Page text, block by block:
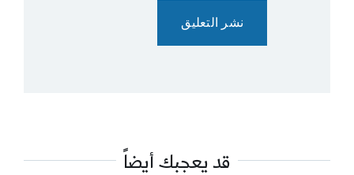
قد يعجبك أيضاً